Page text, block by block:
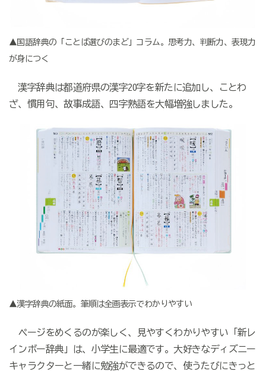
▲国語辞典の「ことば選びのまど」コラム。思考力、判断力、表現力
が身につく
漢字辞典は都道府県の漢字20字を新たに追加し、ことわ
ざ、慣用句、故事成語、四字熟語を大幅増強しました。
▲漢字辞典の紙面。筆順は全画表示でわかりやすい
ページをめくるのが楽しく、見やすくわかりやすい「新レ
インボー辞典」は、小学生に最適です。大好きなディズニー
キャラクターと一緒に勉強ができるので、使うたびにきっと